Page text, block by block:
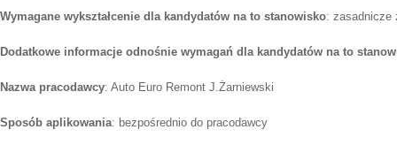
Wymagane wykształcenie dla kandydatów na to stanowisko: zasadnicze
Dodatkowe informacje odnośnie wymagań dla kandydatów na to
Nazwa pracodawcy: Auto Euro Remont J.Żarniewski
Sposób aplikowania: bezpośrednio do pracodawcy